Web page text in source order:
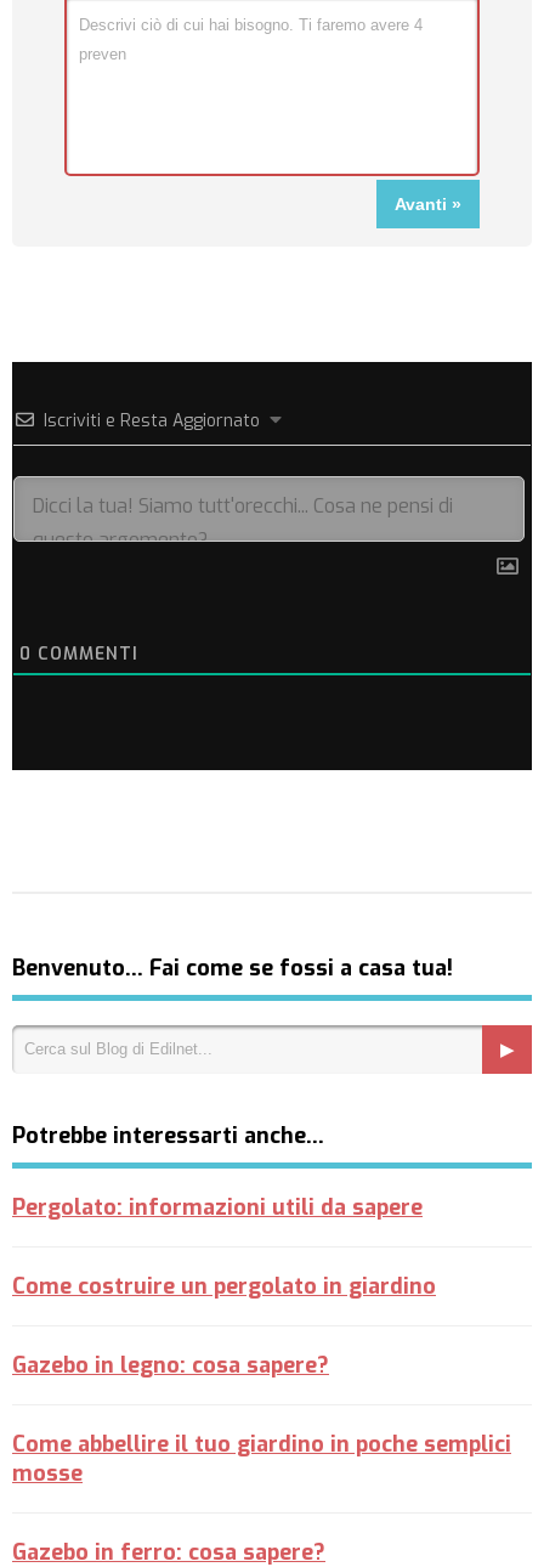
Iscriviti e Resta Aggiornato
0 COMMENTI
Benvenuto… Fai come se fossi a casa tua!
Potrebbe interessarti anche…
Pergolato: informazioni utili da sapere
Come costruire un pergolato in giardino
Gazebo in legno: cosa sapere?
Come abbellire il tuo giardino in poche semplici
mosse
Gazebo in ferro: cosa sapere?